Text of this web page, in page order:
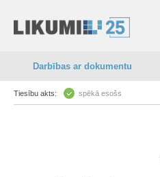
Darbības ar dokumentu
Tiesību akts: spēkā esošs